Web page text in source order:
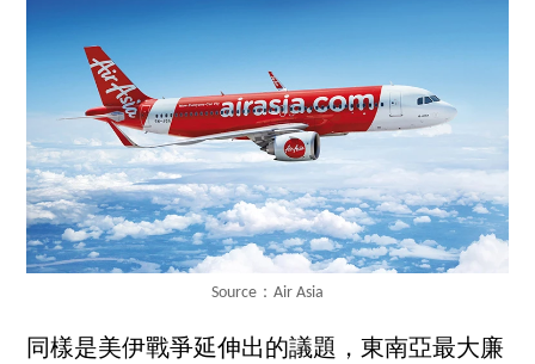
Source：Air Asia
同樣是美伊戰爭延伸出的議題，東南亞最大廉